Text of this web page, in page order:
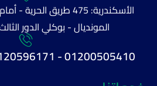
الأسكندرية: 475 طريق
المونديال - بوكلي الدور
01200505410 - 01120596171 - 035226074